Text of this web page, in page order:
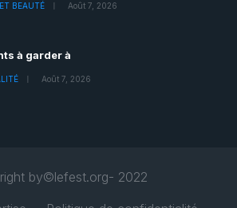
BEAUTÉ Août 7, 2026
à garder à
Août 7, 2026
by©lefest.org- 2022